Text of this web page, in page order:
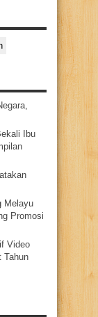
Ibu
Melayu
Promosi
Video
Tahun